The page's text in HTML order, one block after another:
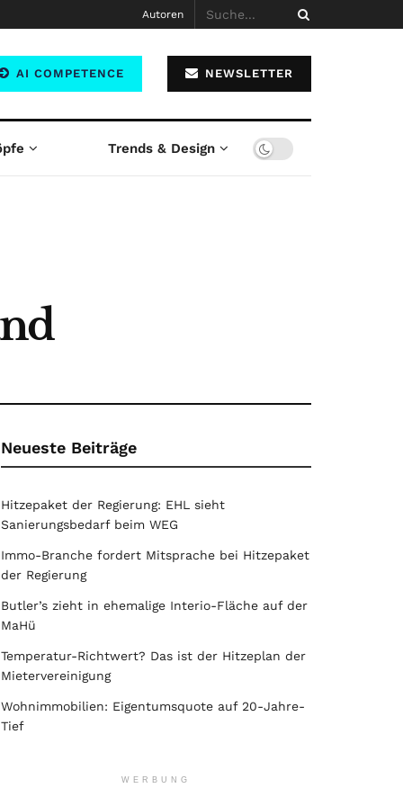
Autoren
AI COMPETENCE NEWSLETTER
Trends & Design
Neueste Beiträge
Hitzepaket der Regierung: EHL sieht
Sanierungsbedarf beim WEG
Immo-Branche fordert Mitsprache bei Hitzepaket
der Regierung
Butler’s zieht in ehemalige Interio-Fläche auf der
MaHü
Temperatur-Richtwert? Das ist der Hitzeplan der
Mietervereinigung
Wohnimmobilien: Eigentumsquote auf 20-Jahre-
Tief
WERBUNG